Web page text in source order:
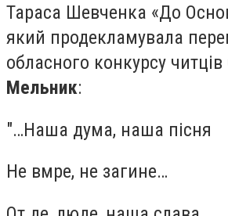
Тараса Шевченка «До
який продекламувала
обласного конкурсу читців
Мельник:
"…Наша дума, наша пісня
Не вмре, не загине…